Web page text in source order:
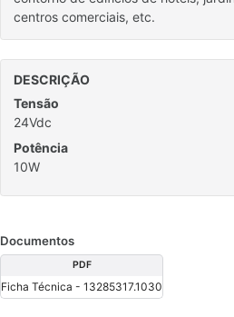
centros comerciais, etc.
DESCRIÇÃO
Tensão
24Vdc
Potência
10W
Documentos
PDF
Ficha Técnica - 13285317.1030